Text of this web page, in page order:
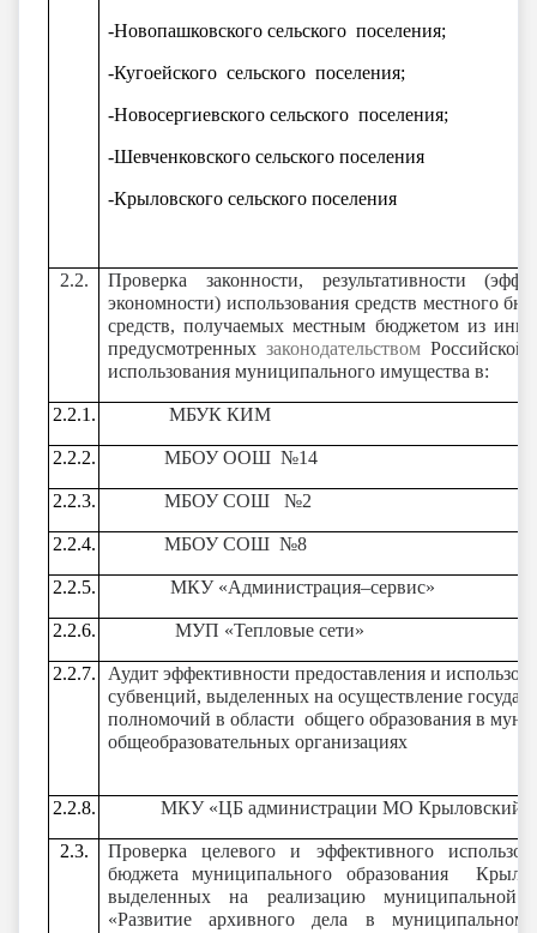
-Новопашковского сельского поселения;
-Кугоейского сельского поселения;
-Новосергиевского сельского поселения;
-Шевченковского сельского поселения
-Крыловского сельского
2.2.
Проверка законности, результативности
экономности) использования средств местного
средств, получаемых местным бюджетом из
предусмотренных законодательствомРоссийской
использования муниципального имущества в:
2.2.1. МБУК КИМ
2.2.2. МБОУ ООШ №14
2.2.3. МБОУ СОШ №2
2.2.4. МБОУ СОШ №8
2.2.5. МКУ «Администрация–сервис»
2.2.6. МУП «Тепловые сети»
2.2.7.
Аудит эффективности предоставления и
субвенций, выделенных на осуществление
полномочий в области общего образования в
общеобразовательных организациях
2.2.8. МКУ «ЦБ администрации МО Крыловский
2.3.
Проверка целевого и эффективного
бюджета муниципального образования
выделенных на реализацию
«Развитие архивного дела в муниципальном